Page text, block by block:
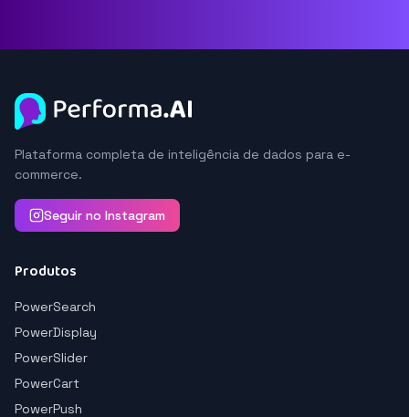
Plataforma completa de inteligência de dados para e-
commerce.
Seguir no Instagram
Produtos
PowerSearch
PowerDisplay
PowerSlider
PowerCart
PowerPush